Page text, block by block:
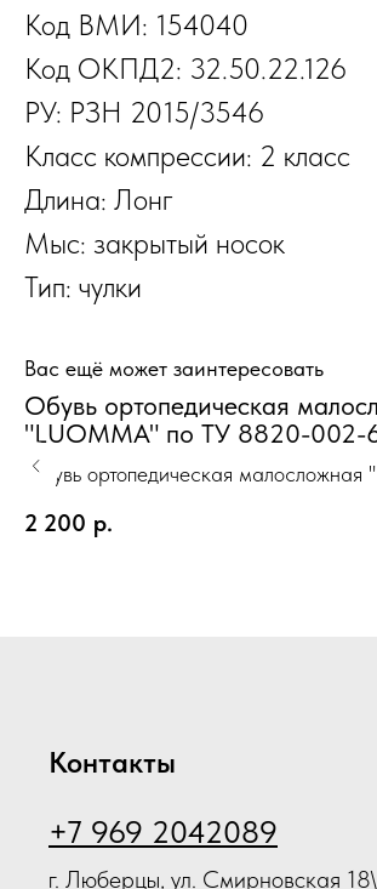
Код ВМИ: 154040
Код ОКПД2: 32.50.22.126
РУ: РЗН 2015/3546
Класс компрессии: 2 класс
Длина: Лонг
Мыс: закрытый носок
Тип: чулки
Вас ещё может заинтересовать
Обувь ортопедическая
"LUOMMA" по ТУ 8820-002-
2013 серийного
Женская лак агат р-р 37
Обувь ортопедическая
производства туфли Женская лак
2 200 р.
Контакты
+7 969 2042089
г. Люберцы, ул. Смирновская